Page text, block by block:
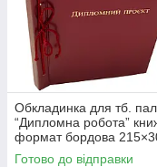
Обкладинка для тб.
“Дипломна робота”
формат бордова
(20мм) (уп.5шт)
Готово до відправки